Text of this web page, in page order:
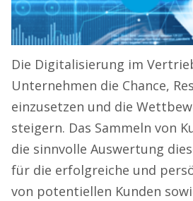
Die Digitalisierung im
Unternehmen die Chance,
einzusetzen und die
steigern. Das Sammeln von
die sinnvolle Auswertung
für die erfolgreiche und
von potentiellen Kunden